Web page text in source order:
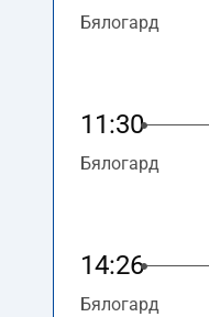
Бялогард
11:30
Бялогард
14:26
Бялогард